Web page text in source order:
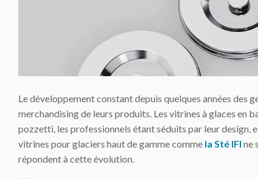
Le développement constant depuis quelques années des
merchandising de leurs produits. Les vitrines à glaces en
pozzetti, les professionnels étant séduits par leur design,
vitrines pour glaciers haut de gamme comme la Sté IFI ne
répondent à cette évolution.